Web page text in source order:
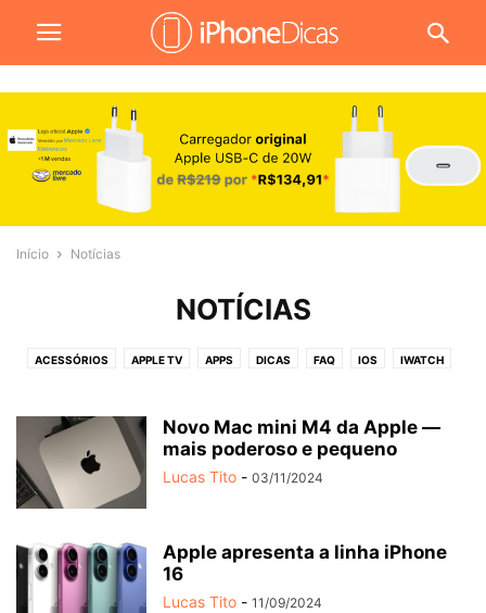
Início Notícias
NOTÍCIAS
ACESSÓRIOS APPLE TV APPS DICAS FAQ IOS IWATCH
Novo Mac mini M4 da Apple —
mais poderoso e pequeno
Lucas Tito - 03/11/2024
Apple apresenta a linha iPhone
16
Lucas Tito - 11/09/2024